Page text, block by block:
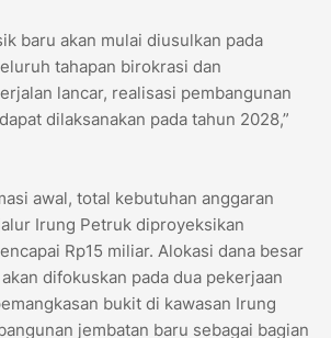
baru akan mulai diusulkan pada
tahapan birokrasi dan
lancar, realisasi pembangunan
dilaksanakan pada tahun 2028,”
awal, total kebutuhan anggaran
Irung Petruk diproyeksikan
Rp15 miliar. Alokasi dana besar
difokuskan pada dua pekerjaan
bukit di kawasan Irung
jembatan baru sebagai bagian